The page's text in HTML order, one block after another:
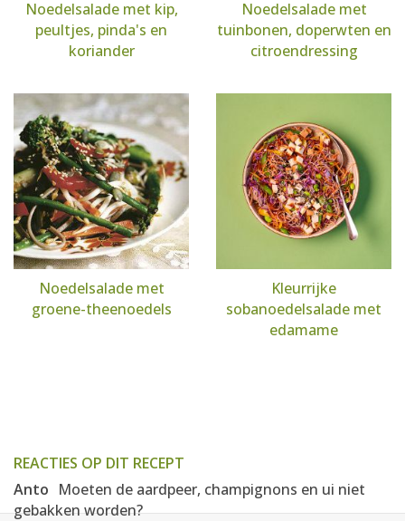
Noedelsalade met kip,
peultjes, pinda's en
koriander
Noedelsalade met
tuinbonen, doperwten en
citroendressing
Noedelsalade met
groene-theenoedels
Kleurrijke
sobanoedelsalade met
edamame
REACTIES OP DIT RECEPT
Anto Moeten de aardpeer, champignons en ui niet
gebakken worden?